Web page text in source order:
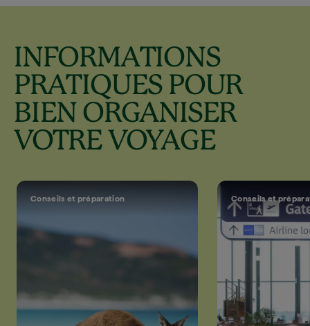
INFORMATIONS
PRATIQUES POUR
BIEN ORGANISER
VOTRE VOYAGE
Conseils et préparation Conseils et